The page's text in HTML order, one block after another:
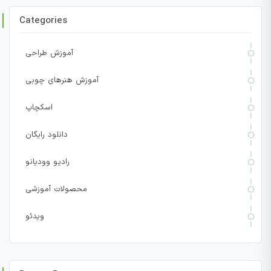
Categories
آموزش طراحی
آموزش هنرهای چوبی
اسکچاپ
دانلود رایگان
رادیو وودیانو
محصولات آموزشی
ویدئو